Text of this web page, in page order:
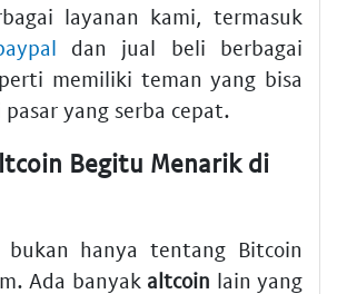
layanan kami, termasuk
dan jual beli berbagai
memiliki teman yang bisa
yang serba cepat.
Begitu Menarik di
hanya tentang Bitcoin
Ada banyak altcoin lain yang